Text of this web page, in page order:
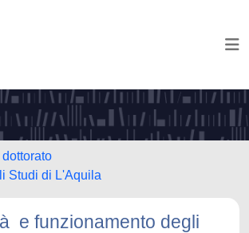
Studi di L'Aquila
e funzionamento degli